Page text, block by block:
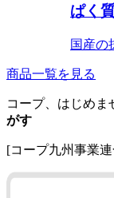
ぱく
国産の
商品一覧を見る
コープ、はじめま
がす
[コープ九州事業